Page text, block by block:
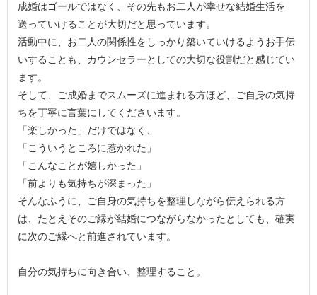
成婚はゴールではなく、その先もお二人が幸せな結婚生活を
送っていけることが大切だと思っています。
活動中に、お二人の関係性をしっかり築いていけるようお手伝
いすることも、カウンセラーとしての大切な役割だと感じてい
ます。
そして、ご成婚までスムーズに進まれる方ほど、ご自身の気持
ちを丁寧に言葉にしてくださいます。
「楽しかった」だけではなく、
「こういうところに惹かれた」
「こんなことが嬉しかった」
「前よりも気持ちが深まった」
そんなふうに、ご自身の気持ちを整理しながら伝えられる方
は、たとえそのご縁が結婚につながらなかったとしても、確実
に次のご縁へと前進されています。
自分の気持ちに向き合い、整理すること。